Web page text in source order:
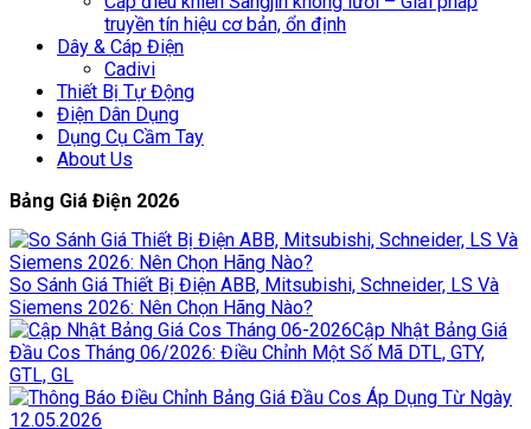
truyền tín hiệu cơ bản, ổn định
Dây & Cáp Điện
Cadivi
Thiết Bị Tự Động
Điện Dân Dụng
Dụng Cụ Cầm Tay
About Us
Bảng Giá Điện 2026
So Sánh Giá Thiết Bị Điện ABB, Mitsubishi, Schneider, LS Và
Siemens 2026: Nên Chọn Hãng Nào?
Cập Nhật Bảng Giá
Đầu Cos Tháng 06/2026: Điều Chỉnh Một Số Mã DTL, GTY,
GTL, GL